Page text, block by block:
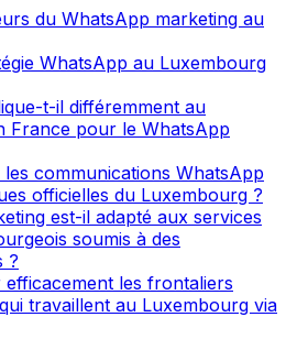
du WhatsApp marketing au
WhatsApp au Luxembourg
t-il différemment au
France pour le WhatsApp
communications WhatsApp
officielles du Luxembourg ?
est-il adapté aux services
soumis à des
?
efficacement les frontaliers
travaillent au Luxembourg via